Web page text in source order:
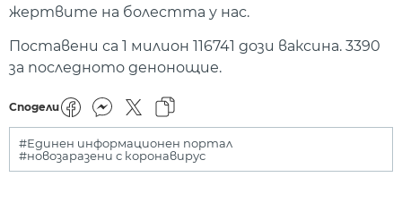
жертвите на болестта у нас.
Поставени са 1 милион 116741 дози ваксина. 3390
за последното денонощие.
Сподели
#Единен информационен портал
#новозаразени с коронавирус